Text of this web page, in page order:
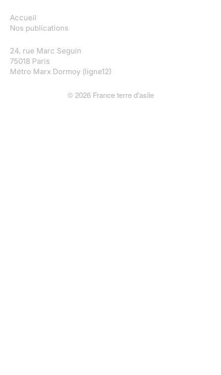
Accueil
Nos publications
24, rue Marc Seguin
75018 Paris
Métro Marx Dormoy (ligne12)
© 2026France terre d'asile